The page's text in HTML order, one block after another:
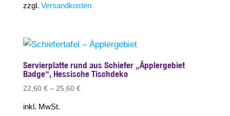
zzgl. Versandkosten
Servierplatte rund aus Schiefer „Äpplergebiet
Badge“, Hessische Tischdeko
22,60 €– 25,60 €
inkl. MwSt.